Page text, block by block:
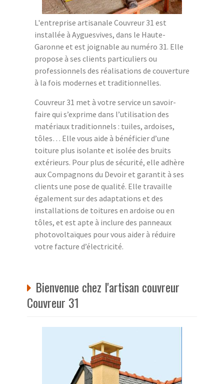
L'entreprise artisanale Couvreur 31 est
installée à Ayguesvives, dans le Haute-
Garonne et est joignable au numéro 31. Elle
propose à ses clients particuliers ou
professionnels des réalisations de couverture
à la fois modernes et traditionnelles.
Couvreur 31 met à votre service un savoir-
faire qui s’exprime dans l’utilisation des
matériaux traditionnels : tuiles, ardoises,
tôles… Elle vous aide à bénéficier d’une
toiture plus isolante et isolée des bruits
extérieurs. Pour plus de sécurité, elle adhère
aux Compagnons du Devoir et garantit à ses
clients une pose de qualité. Elle travaille
également sur des adaptations et des
installations de toitures en ardoise ou en
tôles, et est apte à inclure des panneaux
photovoltaïques pour vous aider à réduire
votre facture d’électricité.
Bienvenue chez l'artisan couvreur
Couvreur 31